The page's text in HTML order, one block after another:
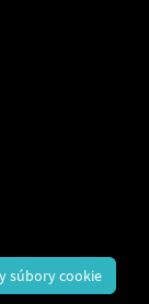
v
súbory cookie